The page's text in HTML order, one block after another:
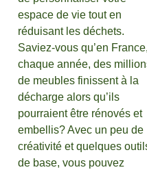
espace de vie tout en
réduisant les déchets.
Saviez-vous qu’en France,
chaque année, des
de meubles finissent à la
décharge alors qu’ils
pourraient être rénovés et
embellis? Avec un peu de
créativité et quelques
de base, vous pouvez